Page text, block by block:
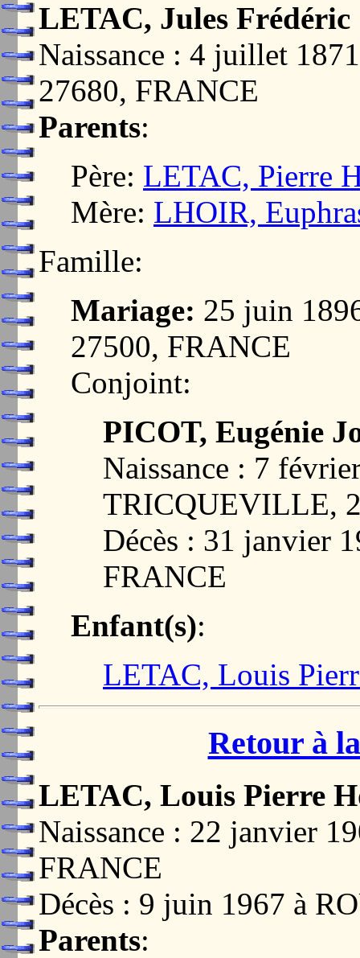
LETAC, Jules Frédéric
Naissance : 4 juillet
27680, FRANCE
Parents:
Père: LETAC, Pierre
Mère: LHOIR,
Famille:
Mariage: 25 juin
27500, FRANCE
Conjoint:
PICOT, Eugénie
Naissance : 7
TRICQUEVILLE,
Décès : 31 janvier
FRANCE
Enfant(s):
LETAC, Louis
Retour à
LETAC, Louis Pierre
Naissance : 22 janvier
FRANCE
Décès : 9 juin 1967 à
Parents: